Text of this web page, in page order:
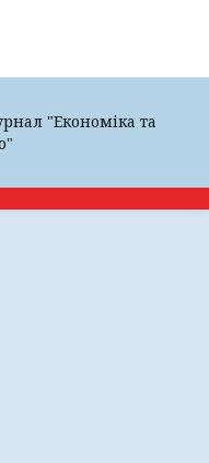
"Економіка та